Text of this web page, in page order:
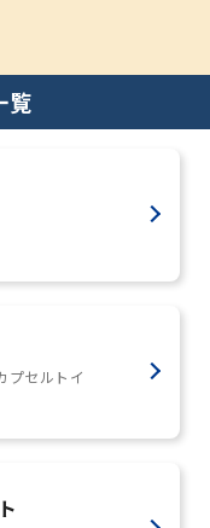
覧
プセルトイ